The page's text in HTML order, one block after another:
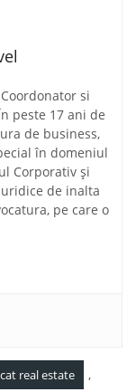
si
peste 17 ani de
de business,
în domeniul
Corporativ și
de inalta
pe care o
real estate ,